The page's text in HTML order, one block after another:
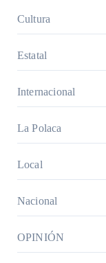
Cultura
Estatal
Internacional
La Polaca
Local
Nacional
OPINIÓN